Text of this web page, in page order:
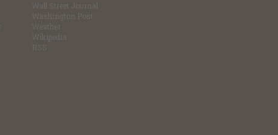
Wall Street Journal
Washington Post
Weather
Wikipedia
RSS